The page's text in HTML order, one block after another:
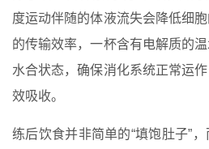
度运动伴随的体液流失会降低细
的传输效率，一杯含有电解质的
水合状态，确保消化系统正常运
效吸收。
练后饮食并非简单的“填饱肚子”